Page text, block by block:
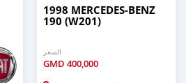
1998 MERCEDES-BENZ
190 (W201)
السعر
GMD 400,000